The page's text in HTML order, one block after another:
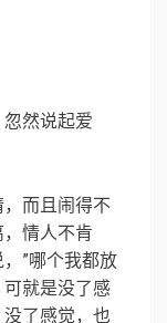
然说起爱
而且闹得不
情人不肯
”哪个我都放
就是没了感
了感觉，也